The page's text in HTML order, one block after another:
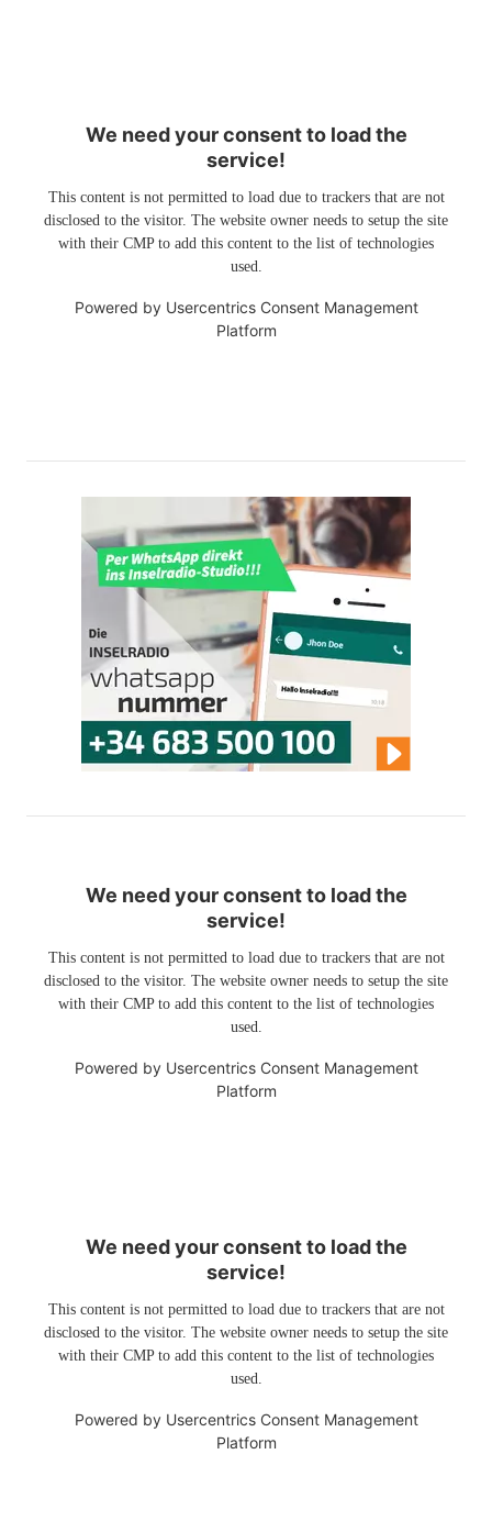
We need your consent to load the
service!
This content is not permitted to load due to trackers that are not
disclosed to the visitor. The website owner needs to setup the site
with their CMP to add this content to the list of technologies
used.
Powered by Usercentrics Consent Management
Platform
We need your consent to load the
service!
This content is not permitted to load due to trackers that are not
disclosed to the visitor. The website owner needs to setup the site
with their CMP to add this content to the list of technologies
used.
Powered by Usercentrics Consent Management
Platform
We need your consent to load the
service!
This content is not permitted to load due to trackers that are not
disclosed to the visitor. The website owner needs to setup the site
with their CMP to add this content to the list of technologies
used.
Powered by Usercentrics Consent Management
Platform